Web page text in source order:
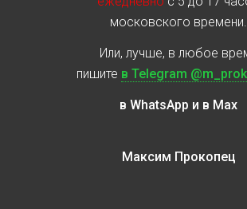
московского времени.
Или, лучше, в любое
пишите в Telegram
в WhatsApp и в Max
Максим Прокопец